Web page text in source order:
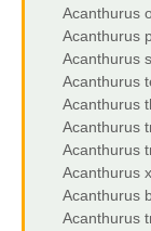
Acanthurus
Acanthurus
Acanthurus
Acanthurus
Acanthurus
Acanthurus
Acanthurus
Acanthurus
Acanthurus
Acanthurus